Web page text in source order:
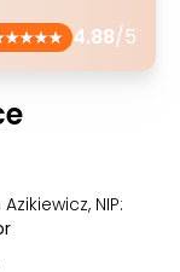
4.88/5
NIP: